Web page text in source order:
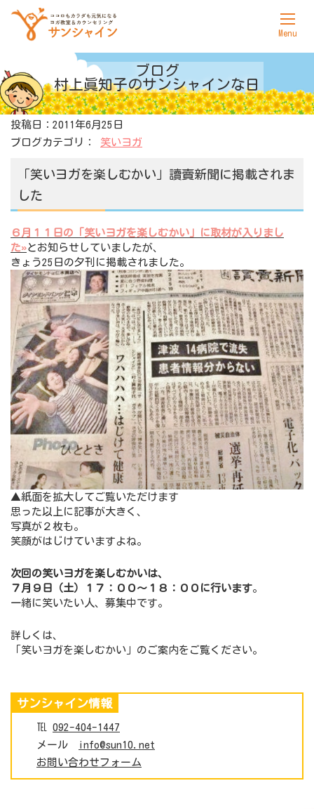
サンシャインについて
ヨガ
料金表
お問合せ
ブログ
村上眞知子のサンシャインな日
投稿日：2011年6月25日
ブログカテゴリ： 笑いヨガ
「笑いヨガを楽しむかい」讀賣新聞に掲載されま
した
６月１１日の「笑いヨガを楽しむかい」に取材が入りまし
た»とお知らせしていましたが、
きょう25日の夕刊に掲載されました。
▲紙面を拡大してご覧いただけます
思った以上に記事が大きく、
写真が２枚も。
笑顔がはじけていますよね。
次回の笑いヨガを楽しむかいは、
７月９日（土）１７：００～１８：００に行います。
一緒に笑いたい人、募集中です。
詳しくは、
「笑いヨガを楽しむかい」のご案内をご覧ください。
サンシャイン情報
℡ 092-404-1447
メール
info@sun10.net
お問い合わせフォーム